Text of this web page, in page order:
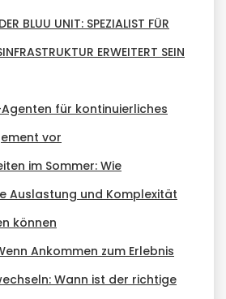
BLUU UNIT: SPEZIALIST FÜR
ERWEITERT SEIN
für kontinuierliches
vor
im Sommer: Wie
Auslastung und Komplexität
können
Ankommen zum Erlebnis
Wann ist der richtige